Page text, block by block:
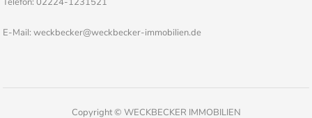
E-Mail: weckbecker@weckbecker-immobilien.de
Copyright © WECKBECKER IMMOBILIEN